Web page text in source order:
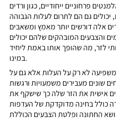
פרחוניים ייחודיים, כגון ורדים
גם הם לתרום לעלות הגבוהה
אלה דורשים יותר מאמץ ומשאבים
והצבעים המובהקים שלהם יכולים
לזר, מה שהופך אותו באמת ליחיד
במינו.
משפיעה לא רק על העלות אלא גם על
שונים מעבירים משמעויות ורגשות
אישית את הזר שלה כך שישקף את
כולל בחינה מדוקדקת של העדפות